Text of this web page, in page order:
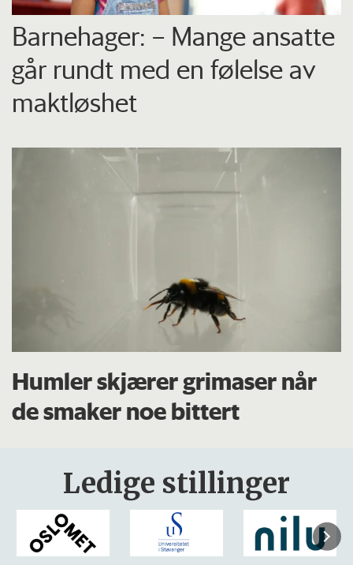
Barnehager: – Mange ansatte
går rundt med en følelse av
maktløshet
Humler skjærer grimaser når
de smaker noe bittert
Ledige stillinger